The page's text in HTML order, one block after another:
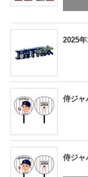
2025
侍ジ
侍ジ